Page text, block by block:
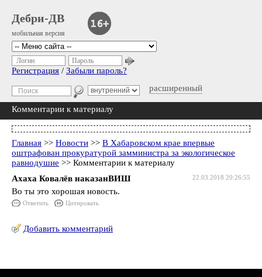
Дебри-ДВ
мобильная версия
расширенный
Логин Пароль
Регистрация / Забыли пароль?
Комментарии к материалу
Главная >> Новости >> В Хабаровском крае впервые
оштрафован прокуратурой замминистра за экологическое
равнодушие >> Комментарии к материалу
22.03.2018 20:26:55
Ахаха Ковалёв наказанВИШ
Во ты это хорошая новость.
Ответить Цитировать
Добавить комментарий